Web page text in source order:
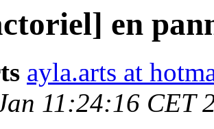
en
ayla.arts at
11:24:16 CET